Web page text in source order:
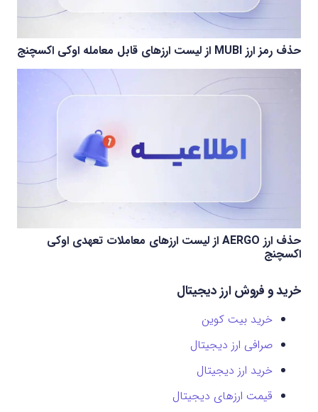
حذف رمز ارز MUBI از لیست ارزهای قابل معامله اوکی اکسچنج
حذف ارز AERGO از لیست ارزهای معاملات تعهدی اوکی
اکسچنج
خرید و فروش ارز دیجیتال
خرید بیت کوین
صرافی ارز دیجیتال
خرید ارز دیجیتال
قیمت ارزهای دیجیتال